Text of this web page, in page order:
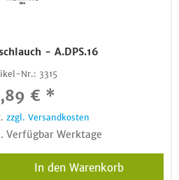
- A.DPS.16
Nr.: 3315
€ *
zzgl. Versandkosten
Verfügbar Werktage
In den Warenkorb